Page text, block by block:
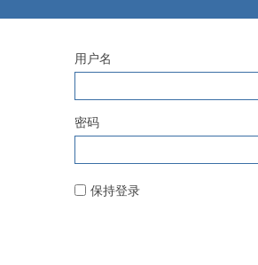
用户名
密码
保持登录